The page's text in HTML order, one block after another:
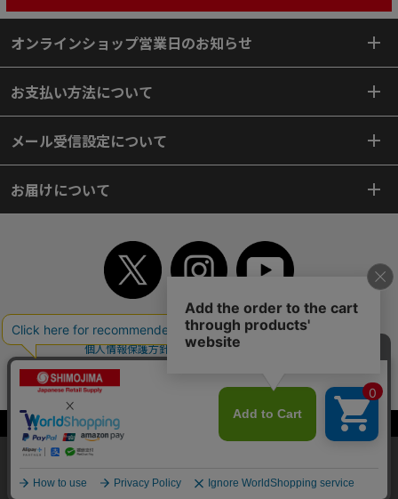
当サイトはクッキー（Cookie）を使用しています。Cookieの使用に同意いた
だける場合は「OK」をクリックしてください。
OK
オンラインショップ営業日のお知らせ
お支払い方法について
メール受信設定について
お届けについて
TOP 初めてご利用のお客様へ ご利用案内
ご利用規約
個人情報保護方針
特定商取引法
よくあるご質問
サイトマップ
WEBカタログ 英語版TOP
Copyright© 2018 SHIMOJIMA Co.,Ltd. All Rights Reserved.